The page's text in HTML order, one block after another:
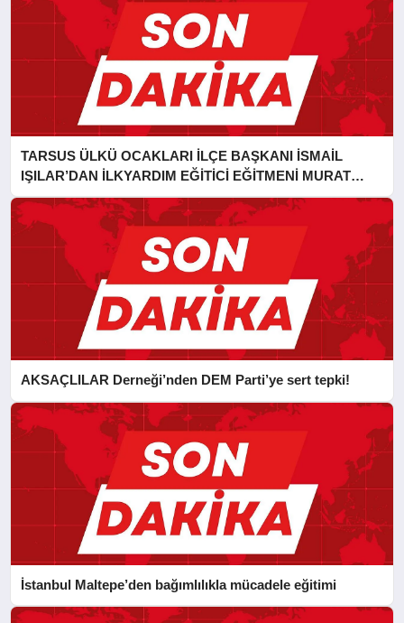
TARSUS ÜLKÜ OCAKLARI İLÇE BAŞKANI İSMAİL
IŞILAR’DAN İLKYARDIM EĞİTİCİ EĞİTMENİ MURAT
CAN FİDAN’A ZİYARET
AKSAÇLILAR Derneği’nden DEM Parti’ye sert tepki!
İstanbul Maltepe’den bağımlılıkla mücadele eğitimi